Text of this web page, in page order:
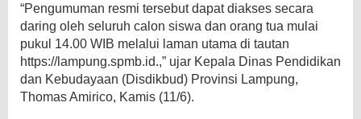
“Pengumuman resmi tersebut dapat diakses secara
daring oleh seluruh calon siswa dan orang tua mulai
pukul 14.00 WIB melalui laman utama di tautan
https://lampung.spmb.id.,” ujar Kepala Dinas Pendidikan
dan Kebudayaan (Disdikbud) Provinsi Lampung,
Thomas Amirico, Kamis (11/6).